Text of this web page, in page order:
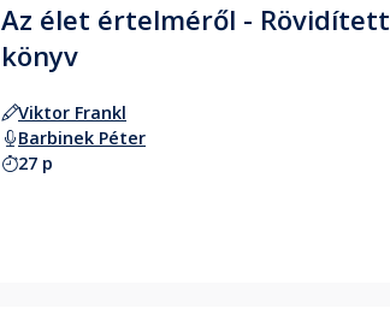
Az élet értelméről - Rövidített
könyv
Viktor Frankl
Barbinek Péter
27 p